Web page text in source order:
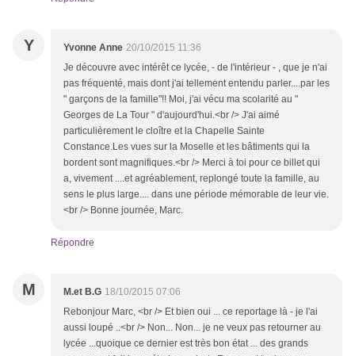
Y Yvonne Anne 20/10/2015 11:36
Je découvre avec intérêt ce lycée, - de l'intérieur - , que je n'ai
pas fréquenté, mais dont j'ai tellement entendu parler....par les
" garçons de la famille"!! Moi, j'ai vécu ma scolarité au "
Georges de La Tour " d'aujourd'hui.<br /> J'ai aimé
particulièrement le cloître et la Chapelle Sainte
Constance.Les vues sur la Moselle et les bâtiments qui la
bordent sont magnifiques.<br /> Merci à toi pour ce billet qui
a, vivement ....et agréablement, replongé toute la famille, au
sens le plus large.... dans une période mémorable de leur vie.
<br /> Bonne journée, Marc.
Répondre
M M.et B.G 18/10/2015 07:06
Rebonjour Marc, <br /> Et bien oui ... ce reportage là - je l'ai
aussi loupé ..<br /> Non... Non... je ne veux pas retourner au
lycée ...quoique ce dernier est très bon état ... des grands